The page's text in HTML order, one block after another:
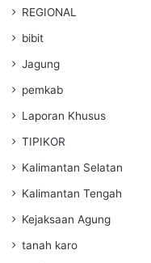
REGIONAL
bibit
Jagung
pemkab
Laporan Khusus
TIPIKOR
Kalimantan Selatan
Kalimantan Tengah
Kejaksaan Agung
tanah karo